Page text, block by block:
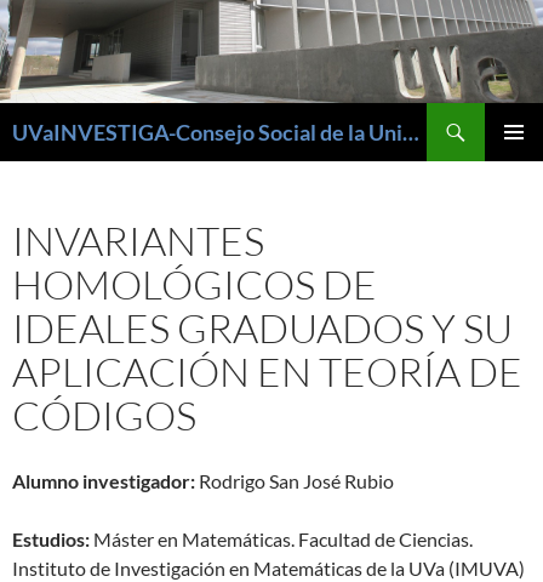
UVaINVESTIGA-Consejo Social de la Universidad de Valladolid
INVARIANTES
HOMOLÓGICOS DE
IDEALES GRADUADOS Y SU
APLICACIÓN EN TEORÍA DE
CÓDIGOS
Alumno investigador: Rodrigo San José Rubio
Estudios: Máster en Matemáticas. Facultad de Ciencias.
Instituto de Investigación en Matemáticas de la UVa (IMUVA)